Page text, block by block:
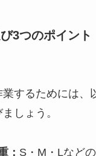
3つのポイント
するためには、
しょう。
： S・M・Lなど